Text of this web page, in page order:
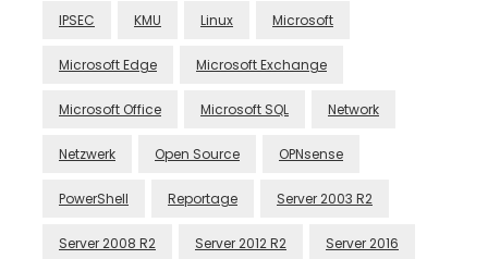
IPSEC KMU Linux Microsoft
Microsoft Edge Microsoft Exchange
Microsoft Office Microsoft SQL Network
Netzwerk Open Source OPNsense
PowerShell Reportage Server 2003 R2
Server 2008 R2 Server 2012 R2 Server 2016